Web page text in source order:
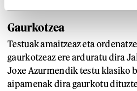
Gaurkotzea
Testuak amaitzeaz eta
gaurkotzeaz ere arduratu dira
Joxe Azurmendik testu klasiko
aipamenak dira gaurkotu